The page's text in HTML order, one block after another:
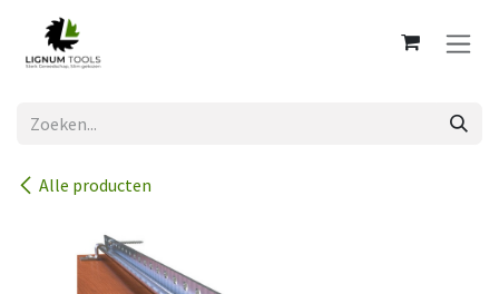
Overslaan naar inhoud
Alle producten